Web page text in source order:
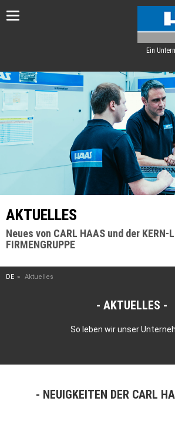
Toggle
Ein
AKTUELLES
Neues von CARL HAAS und der KERN-
FIRMENGRUPPE
DE Aktuelles
AKTUELLES
So leben wir unser
NEUIGKEITEN DER CARL